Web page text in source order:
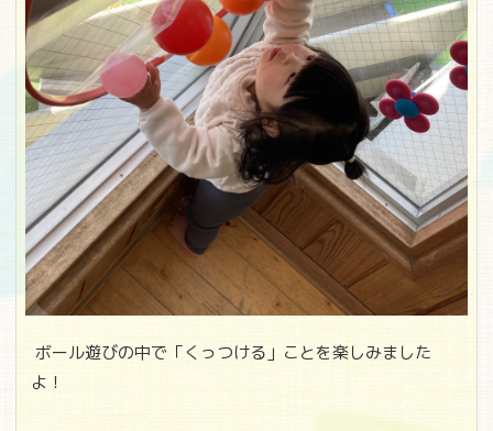
ボール遊びの中で「くっつける」ことを楽しみました
よ！